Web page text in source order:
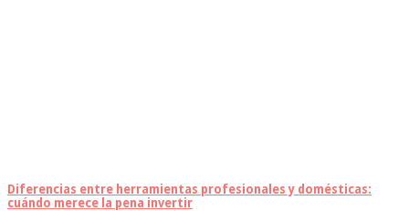
Diferencias entre herramientas profesionales y domésticas:
cuándo merece la pena invertir